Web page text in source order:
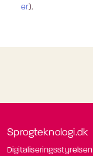
er).
Sprogteknologi.dk
Digitaliseringsstyrelsen